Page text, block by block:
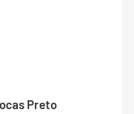
Preto